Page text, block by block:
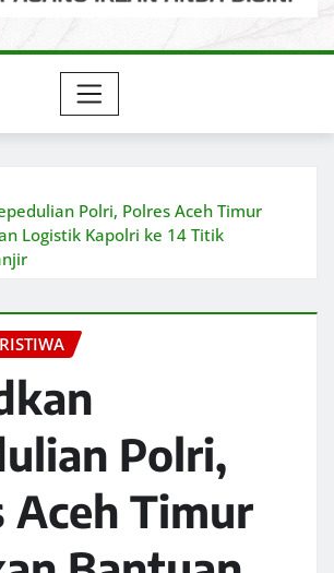
Polri, Polres Aceh Timur
Logistik Kapolri ke 14 Titik
Polri,
Aceh Timur